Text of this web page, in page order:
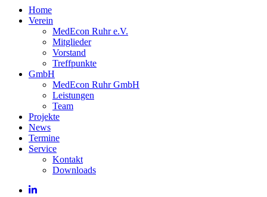
Home
Verein
MedEcon Ruhr e.V.
Mitglieder
Vorstand
Treffpunkte
GmbH
MedEcon Ruhr GmbH
Leistungen
Team
Projekte
News
Termine
Service
Kontakt
Downloads